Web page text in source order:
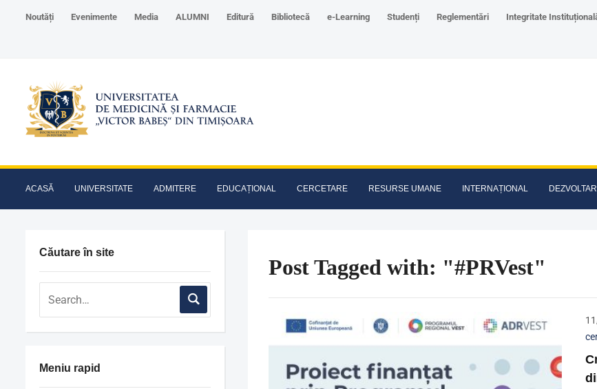
Noutăți Evenimente Media ALUMNI Editură Bibliotecă e-Learning Studenți Reglementări Integritate
ACASĂ UNIVERSITATE ADMITERE EDUCAȚIONAL CERCETARE RESURSE UMANE INTERNAȚIONAL
Căutare în site
Meniu rapid
Post Tagged with: "#PRVest"